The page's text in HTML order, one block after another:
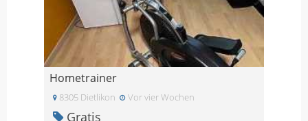
Hometrainer
8305 Dietlikon Vor vier Wochen
Gratis